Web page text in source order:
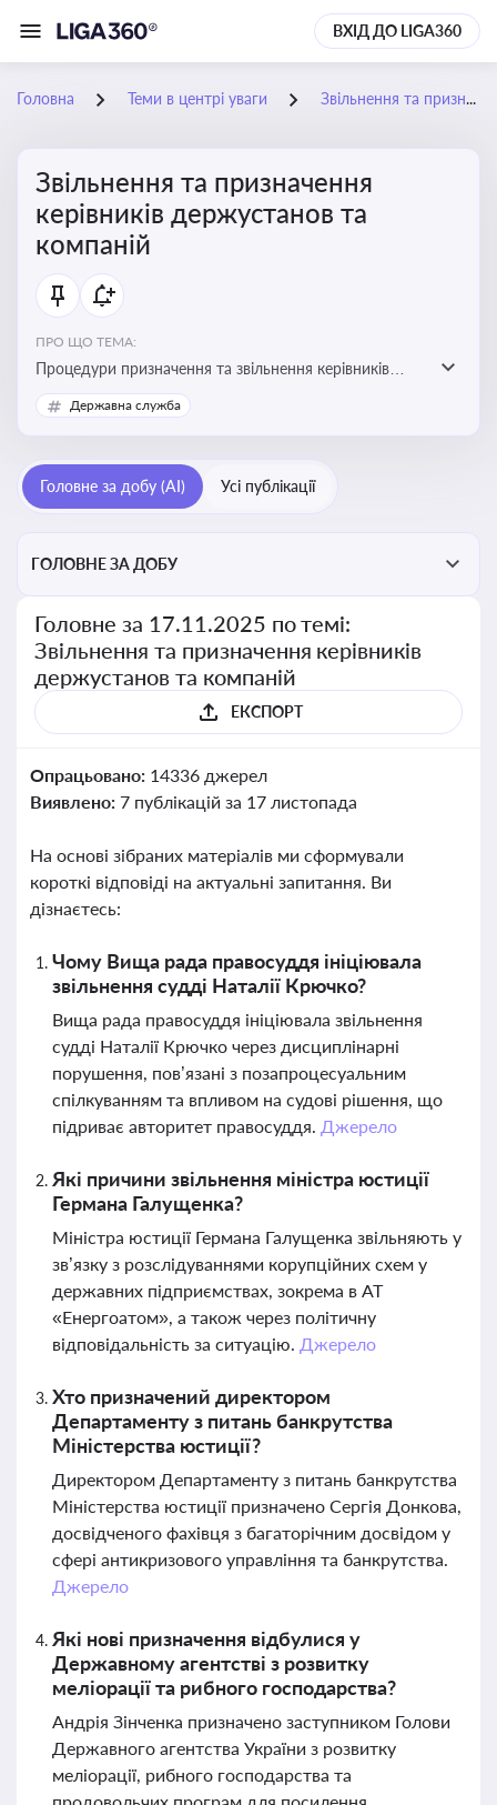
ВХІД ДО LIGA360
Головна Теми в центрі уваги Звільнення та призначення керівників держустанов та компаній
Звільнення та призначення
керівників держустанов та
компаній
ПРО ЩО ТЕМА:
Процедури призначення та звільнення керівників
установ та підприємств
Державна служба
Головне за добу (AI) Усі публікації
ГОЛОВНЕ ЗА ДОБУ
Головне за 17.11.2025 по темі:
Звільнення та призначення керівників
держустанов та компаній
ЕКСПОРТ
Опрацьовано: 14336 джерел
Виявлено: 7 публікацій за 17 листопада
На основі зібраних матеріалів ми сформували
короткі відповіді на актуальні запитання. Ви
дізнаєтесь:
Чому Вища рада правосуддя ініціювала
звільнення судді Наталії Крючко?
Вища рада правосуддя ініціювала звільнення
судді Наталії Крючко через дисциплінарні
порушення, пов’язані з позапроцесуальним
спілкуванням та впливом на судові рішення, що
підриває авторитет правосуддя. Джерело
Які причини звільнення міністра юстиції
Германа Галущенка?
Міністра юстиції Германа Галущенка звільняють у
зв’язку з розслідуваннями корупційних схем у
державних підприємствах, зокрема в АТ
«Енергоатом», а також через політичну
відповідальність за ситуацію. Джерело
Хто призначений директором
Департаменту з питань банкрутства
Міністерства юстиції?
Директором Департаменту з питань банкрутства
Міністерства юстиції призначено Сергія Донкова,
досвідченого фахівця з багаторічним досвідом у
сфері антикризового управління та банкрутства.
Джерело
Які нові призначення відбулися у
Державному агентстві з розвитку
меліорації та рибного господарства?
Андрія Зінченка призначено заступником Голови
Державного агентства України з розвитку
меліорації, рибного господарства та